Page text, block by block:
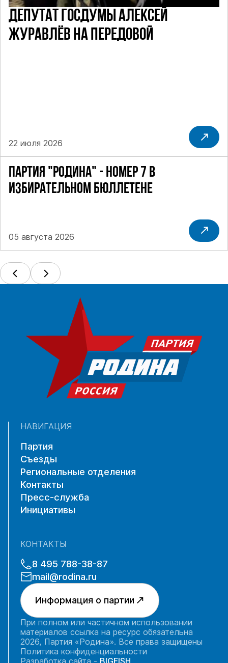
ПАРТИЯ "РОДИНА" - НОМЕР 7 В
ИЗБИРАТЕЛЬНОМ БЮЛЛЕТЕНЕ
05 августа 2026
ДЕПУТАТ ГОСДУМЫ АЛЕКСЕЙ
ЖУРАВЛЁВ НА ПЕРЕДОВОЙ
22 июля 2026
НАВИГАЦИЯ
Партия
Съезды
Региональные отделения
Контакты
Пресс-служба
Инициативы
КОНТАКТЫ
8 495 788-38-87
mail@rodina.ru
Информация о партии
При полном или частичном использовании
материалов ссылка на ресурс обязательна
2026, Партия «Родина». Все права защищены
Политика конфиденциальности